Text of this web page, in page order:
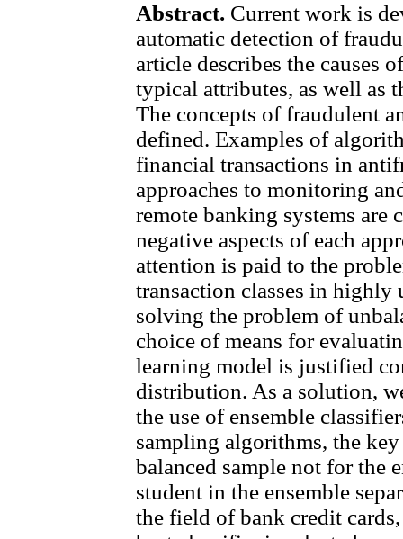
Abstract. Current work is
automatic detection of
article describes the causes
typical attributes, as well as
The concepts of fraudulent
defined. Examples of
financial transactions in
approaches to monitoring
remote banking systems are
negative aspects of each
attention is paid to the
transaction classes in highly
solving the problem of
choice of means for
learning model is justified
distribution. As a solution,
the use of ensemble
sampling algorithms, the
balanced sample not for the
student in the ensemble
the field of bank credit